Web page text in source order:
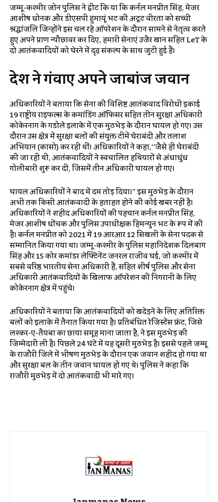
जम्मू-कश्मीर जोन पुलिस ने ट्वीट कि या कि कर्नल मनप्रीत सिंह, मेजर
आशीष धोनक और डीएसपी हुमायूं भट की अटूट वीरता को सच्ची
श्रद्धांजलि जिन्होंने इस चल रहे ऑपरेशन के दौरान सामने से नेतृत्व करते
हुए अपने प्राण न्यौछावर कर दिए, हमारी सेनाएं उजैर खान सहित LeT के
दो आतंकवादियों को घेरने में दृढ़ संकल्प के साथ जुटी हुई हैं।
देश ने गंवाए अपने जाबांज जवान
अधिकारियों ने बताया कि सेना की विशिष्ट आतंकवाद विरोधी इकाई
19 राष्ट्रीय राइफल्स के कमांडिंग ऑफिसर सहित तीन सुरक्षा अधिकारी
कोकेरनाग के गडोले इलाके में एक मुठभेड़ के दौरान घायल हो गए। उस
दौरान उस क्षेत्र में सुरक्षा बलों की संयुक्त टीमें घेराबंदी और तलाश
अभियान (कासो) कर रही थीं। अधिकारियों ने कहा,‘‘जैसे ही घेराबंदी
की जा रही थी, आतंकवादियों ने स्वचालित हथियारों से अंधाधुंध
गोलीबारी शुरू कर दी, जिसमें तीन अधिकारी घायल हो गए।
घायल अधिकारियों ने बाद में दम तोड़ दिया।” इस मुठभेड़ के दौरान
अभी तक किसी आतंकवादी के हताहत होने की कोई खबर नहीं है।
अधिकारियों ने शहीद अधिकारियों की पहचान कर्नल मनप्रीत सिंह,
मेजर आशीष धोंचक और पुलिस उपाधीक्षक हिमन्युन भट के रूप में की
है। कर्नल मनप्रीत को 2021 में 19 आरआर 12 सिखली के सेना पदक से
सम्मानित किया गया था। जम्मू-कश्मीर के पुलिस महानिदेशक दिलबाग
सिंह और 15 कोर कमांडर लेफ्टिनेंट जनरल राजीव घई, जो कश्मीर में
सबसे वरिष्ठ भारतीय सेना अधिकारी हैं, सहित शीर्ष पुलिस और सेना
अधिकारी आतंकवादियों के खिलाफ ऑपरेशन की निगरानी के लिए
कोकेरनाग क्षेत्र में पहुंचे।
अधिकारियों ने बताया कि आतंकवादियों को खदेड़ने के लिए अतिरिक्त
बलों को इलाके में तैनात किया गया है। प्रतिबंधित रेजिस्टेंस फ्रंट, जिसे
लश्कर-ए-तैयबा का छाया समूह माना जाता है, ने इस मुठभेड़ की
जिम्मेदारी ली है। पिछले 24 घंटे में यह दूसरी मुठभेड़ है। इससे पहले जम्मू
के राजौरी जिले में भीषण मुठभेड़ के दौरान एक जवान शहीद हो गया था
और सुरक्षा बल के तीन जवान घायल हो गए थे। पुलिस ने कहा कि
राजौरी मुठभेड़ में दो आतंकवादी भी मारे गए।